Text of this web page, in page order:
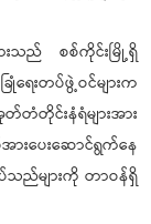
သည် စစ်ကိုင်းမြို့ရှိ
ေးတပ်ဖွဲ့ဝင်များက
တံတိုင်းနံရံများအား
းပေးဆောင်ရွက်နေ
သည်များကို တာဝန်ရှိ